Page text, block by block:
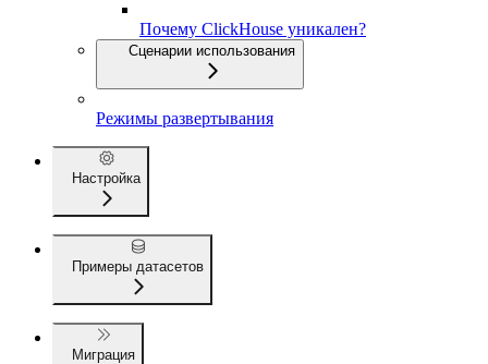
Почему ClickHouse уникален?
Сценарии использования
Режимы развертывания
Настройка
Примеры датасетов
Миграция